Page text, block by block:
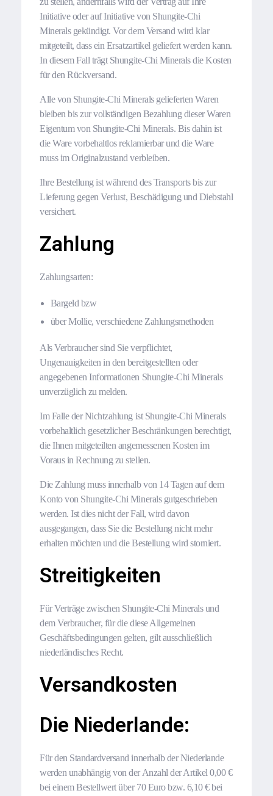
Initiative oder auf Initiative von Shungite-Chi
Minerals gekündigt. Vor dem Versand wird klar
mitgeteilt, dass ein Ersatzartikel geliefert werden kann.
In diesem Fall trägt Shungite-Chi Minerals die Kosten
für den Rückversand.
Alle von Shungite-Chi Minerals gelieferten Waren
bleiben bis zur vollständigen Bezahlung dieser Waren
Eigentum von Shungite-Chi Minerals. Bis dahin ist
die Ware vorbehaltlos reklamierbar und die Ware
muss im Originalzustand verbleiben.
Ihre Bestellung ist während des Transports bis zur
Lieferung gegen Verlust, Beschädigung und Diebstahl
versichert.
Zahlung
Zahlungsarten:
Bargeld bzw
über Mollie, verschiedene Zahlungsmethoden
Als Verbraucher sind Sie verpflichtet,
Ungenauigkeiten in den bereitgestellten oder
angegebenen Informationen Shungite-Chi Minerals
unverzüglich zu melden.
Im Falle der Nichtzahlung ist Shungite-Chi Minerals
vorbehaltlich gesetzlicher Beschränkungen berechtigt,
die Ihnen mitgeteilten angemessenen Kosten im
Voraus in Rechnung zu stellen.
Die Zahlung muss innerhalb von 14 Tagen auf dem
Konto von Shungite-Chi Minerals gutgeschrieben
werden. Ist dies nicht der Fall, wird davon
ausgegangen, dass Sie die Bestellung nicht mehr
erhalten möchten und die Bestellung wird storniert.
Streitigkeiten
Für Verträge zwischen Shungite-Chi Minerals und
dem Verbraucher, für die diese Allgemeinen
Geschäftsbedingungen gelten, gilt ausschließlich
niederländisches Recht.
Versandkosten
Die Niederlande:
Für den Standardversand innerhalb der Niederlande
werden unabhängig von der Anzahl der Artikel 0,00 €
bei einem Bestellwert über 70 Euro bzw. 6,10 € bei